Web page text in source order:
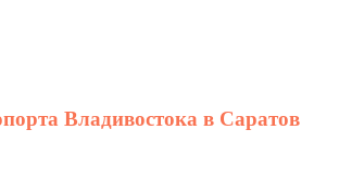
Владивостока в Саратов